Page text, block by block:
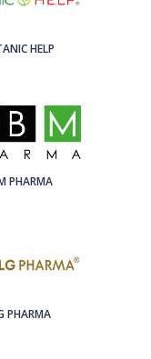
HELP
PHARMA
PHARMA